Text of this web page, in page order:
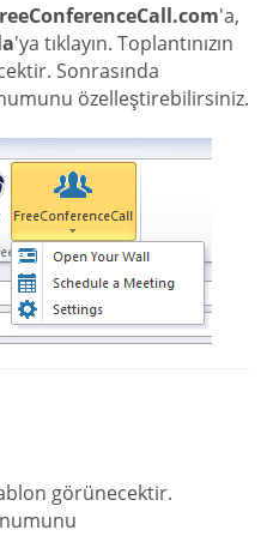
'a,
'ya tıklayın. Toplantınızın
Sonrasında
özelleştirebilirsiniz.
görünecektir.